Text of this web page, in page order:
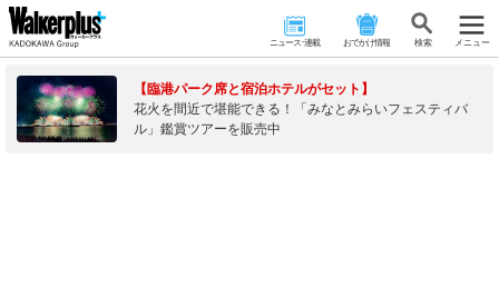
ニュース･連載 おでかけ情報 検 索 メニュー
【臨港パーク席と宿泊ホテルがセット】
花火を間近で堪能できる！「みなとみらいフェスティバ
ル」鑑賞ツアーを販売中